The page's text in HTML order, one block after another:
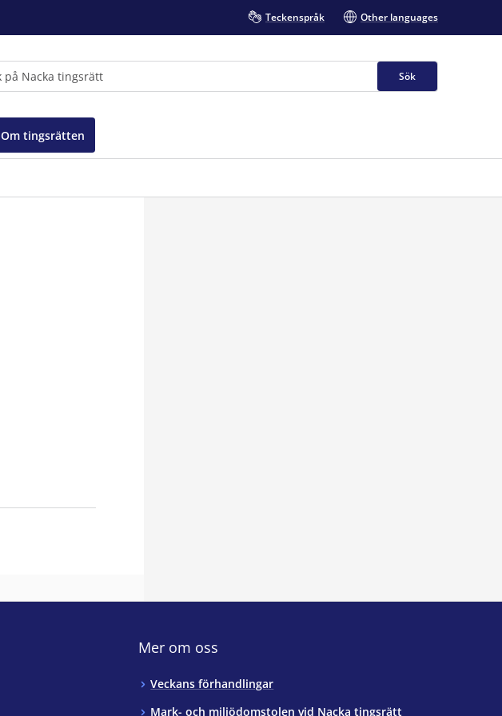
Teckenspråk Other languages
Sök
Om tingsrätten
Mer om oss
Veckans förhandlingar
Mark- och miljödomstolen vid Nacka tingsrätt